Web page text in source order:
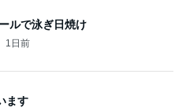
ルで泳ぎ日焼け
1日前
ます